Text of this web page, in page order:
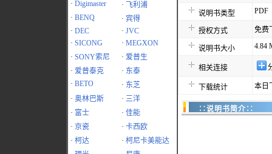
· Digimaster ·
飞利浦
· BENQ · 宾得
· DEC · JVC
· SICONG · MEGXON
· SONY索尼 · 爱普生
· 爱普泰克 · 东泰
· BETO · 东芝
· 奥林巴斯 · 三洋
· 富士 · 佳能
· 京瓷 · 卡西欧
· 柯达 · 柯尼卡美能达
说明书类型 PDF
授权方式 免费
说明书大小 4.84
相关连接
下载统计 本日
∷说明书简介∷